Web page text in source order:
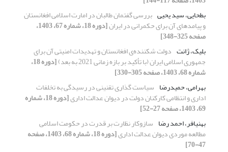
بطحایی، سید یحیی بررسی گفتمان طالبان در امارت اسلامی افغانستان
و پیامدهای آن برای حکمرانی در ایران [دوره 18، شماره 67، 1403،
صفحه 325-348]
بلیک، ژانت دولت شکننده‌ی افغانستان و تهدیدات امنیتی آن برای
جمهوری اسلامی ایران (با تأکید بر بازه زمانی 2021 به بعد) [دوره 18،
شماره 68، 1403، صفحه 305-330]
بهرامی، حمیدرضا سیاست گذاری تقنینی در رسیدگی به تخلفات
اداری و انتظامی کارکنان دولت در دیوان عدالت اداری [دوره 18، شماره
69، 1403، صفحه 27-52]
بهنیافر، احمد رضا سازوکار نظارت بر قدرت در حکومت اسلامی
مطالعه موردی دیوان عدالت اداری [دوره 18، شماره 68، 1403، صفحه
47-70]